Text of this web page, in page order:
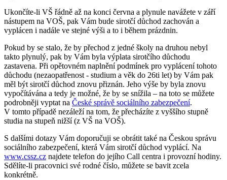
Ukončíte-li VŠ řádně až na konci června a plynule navážete v září
nástupem na VOŠ, pak Vám bude sirotčí důchod zachován a
vyplácen i nadále ve stejné výši a to i během prázdnin.
Pokud by se stalo, že by přechod z jedné školy na druhou nebyl
takto plynulý, pak by Vám byla výplata sirotčího důchodu
zastavena. Při opětovném naplnění podmínek pro vyplácení tohoto
důchodu (nezaopatřenost - studium a věk do 26ti let) by Vám pak
měl být sirotčí důchod znovu přiznán. Jeho výše by byla znovu
vypočítávána a tedy je možné, že by se snížila – na toto se můžete
podrobněji vyptat na České správě sociálního zabezpečení.
V tomto případě nezáleží na tom, že přecházíte z vyššího stupně
studia na stupeň nižší (z VŠ na VOŠ).
S dalšími dotazy Vám doporučuji se obrátit také na Českou správu
sociálního zabezpečení, která Vám sirotčí důchod vyplácí. Na
www.cssz.cz najdete telefon do jejího Call centra i provozní hodiny.
Sdělíte-li pracovnici své rodné číslo, můžete se bavit zcela
konkrétně.